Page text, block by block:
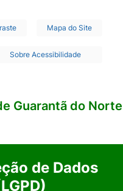
Mapa do Site
Sobre Acessibilidade
Guarantã do Norte
de Dados